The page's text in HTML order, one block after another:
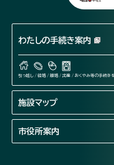
わたしの手続き案内
引っ越し / 結婚 / 離婚 / 出産 / おくやみ等の手続きを
施設マップ
市役所案内